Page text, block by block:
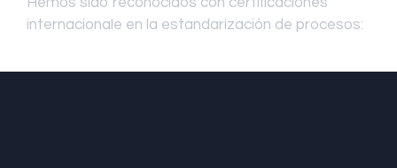
internacionale en la estandarización de procesos: